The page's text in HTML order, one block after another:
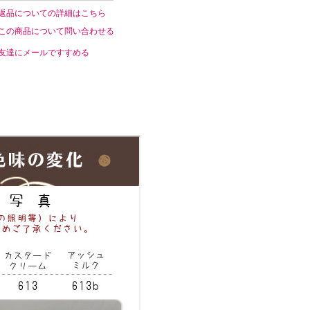
品についての詳細はこちら
の商品について問い合わせる
達にメールですすめる